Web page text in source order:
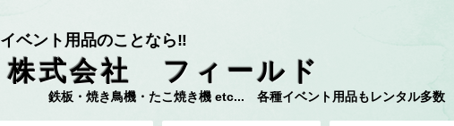
イベント用品のことなら‼︎
株式会社 フィールド
鉄板・焼き鳥機・たこ焼き機 etc... 各種イベント用品もレンタル多数​